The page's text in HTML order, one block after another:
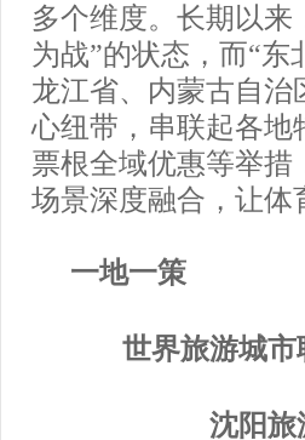
多个维度。长期以来
为战”的状态，而“
龙江省、内蒙古自治
心纽带，串联起各地
票根全域优惠等举措
场景深度融合，让体
一地一策
世界旅游城
沈阳旅